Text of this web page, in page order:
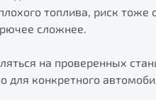
топлива, риск
сложнее.
на проверенных
для конкретного